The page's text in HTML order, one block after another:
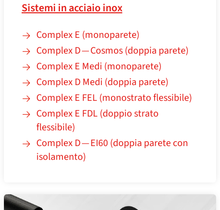
Sistemi in acciaio inox
Complex E (monoparete)
Complex D — Cosmos (doppia parete)
Complex E Medi (monoparete)
Complex D Medi (doppia parete)
Complex E FEL (monostrato flessibile)
Complex E FDL (doppio strato
flessibile)
Complex D — EI60 (doppia parete con
isolamento)